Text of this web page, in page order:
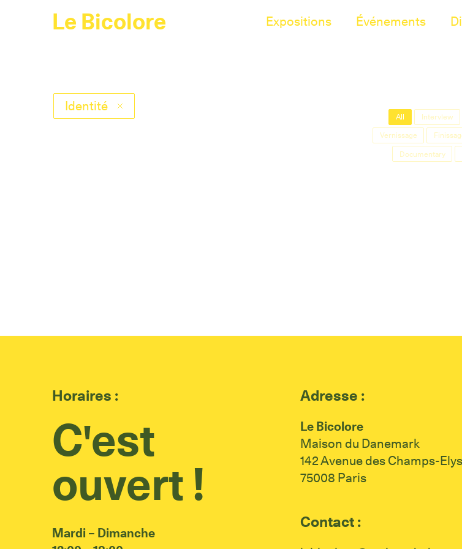
Le Bicolore Expositions Événements
Identité
All Interview
Vernissage
Documentary
Horaires :
C'est
ouvert !
Mardi – Dimanche
Adresse :
Le Bicolore
Maison du Danemark
142 Avenue des Champs-
75008 Paris
Contact :